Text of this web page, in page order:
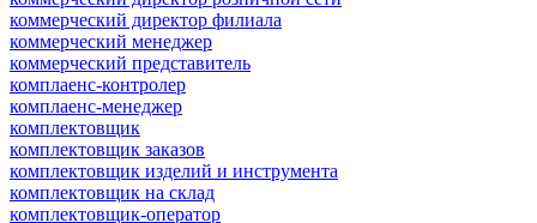
коммерческий директор филиала
коммерческий менеджер
коммерческий представитель
комплаенс-контролер
комплаенс-менеджер
комплектовщик
комплектовщик заказов
комплектовщик изделий и инструмента
комплектовщик на склад
комплектовщик-оператор